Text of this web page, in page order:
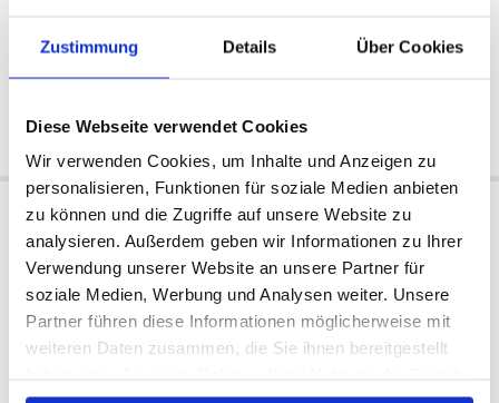
Zustimmung Details Über Cookies
Diese Webseite verwendet Cookies
Wir verwenden Cookies, um Inhalte und Anzeigen zu
personalisieren, Funktionen für soziale Medien anbieten
zu können und die Zugriffe auf unsere Website zu
analysieren. Außerdem geben wir Informationen zu Ihrer
Verwendung unserer Website an unsere Partner für
soziale Medien, Werbung und Analysen weiter. Unsere
Partner führen diese Informationen möglicherweise mit
weiteren Daten zusammen, die Sie ihnen bereitgestellt
1991/1995
67 €
Jetzt kaufen
1991/1995
Schaltgabel 1. und 2. Gang Schaltstock